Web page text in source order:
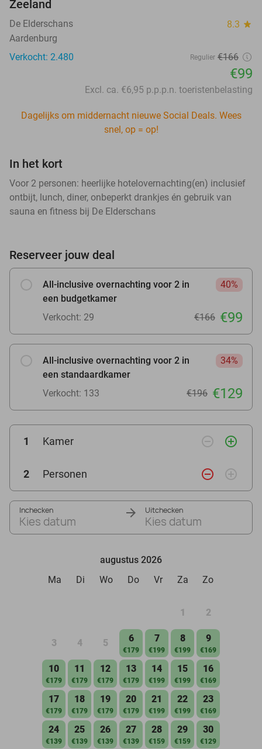
Zeeland
De Elderschans 8.3 star
Aardenburg
Verkocht: 2.480
Regulier €166
€99
Excl. ca. €6,95 p.p.p.n. toeristenbelasting
Dagelijks om middernacht nieuwe Social Deals. Wees
snel, op = op!
In het kort
Voor 2 personen: heerlijke hotelovernachting(en) inclusief
ontbijt, lunch, diner, onbeperkt drankjes én gebruik van
sauna en fitness bij De Elderschans
Reserveer jouw deal
All-inclusive overnachting voor 2 in
een budgetkamer
40%
Verkocht: 29 €166 €99
All-inclusive overnachting voor 2 in
een standaardkamer
34%
Verkocht: 133 €196 €129
1 Kamer remove_circle_outline add_circle_outline
2 Personen remove_circle_outline add_circle_outline
Inchecken
Kies datum
Uitchecken
Kies datum
augustus 2026
Ma
Di Wo Do Vr Za Zo
1 2
3 4 5 6
€179
7
€199
8
€199
9
€169
10
€179
11
€179
12
€179
13
€179
14
€199
15
€199
16
€169
17
€179
18
€179
19
€179
20
€179
21
€199
22
€199
23
€169
24
€139
25
€139
26
€139
27
€139
28
€159
29
€159
30
€129